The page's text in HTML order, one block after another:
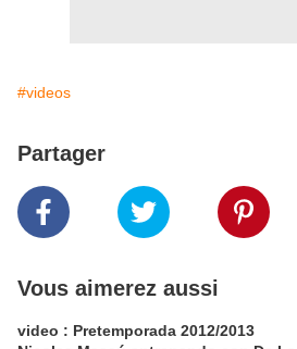
#videos
Partager
Vous aimerez aussi
video : Pretemporada 2012/2013